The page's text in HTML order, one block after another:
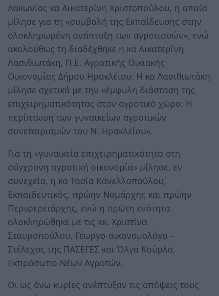
Λακωνίας κα Αικατερίνη Χριστοπούλου, η οποία
μίλησε για τη «συμβολή της Εκπαίδευσης στην
ολοκληρωμένη ανάπτυξη των αγροτισσών», ενώ
ακολούθως τη διαδέχθηκε η κα Αικατερίνη
Λασιθιωτάκη, Π.Ε. Αγροτικής Οικιακής
Οικονομίας Δήμου Ηρακλέιου. Η κα Λασιθιωτάκη
μίλησε σχετικά με την «έμφυλη διάσταση της
επιχειρηματικότητας στον αγροτικό χώρο: Η
περίπτωση των γυναικείων αγροτικών
συνεταιρισμών του Ν. Ηρακλείου».
Για τη «γυναικεία επιχειρηματικότητα στη
σύγχρονη αγροτική οικονομία» μίλησε, εν
συνεχεία, η κα Τασία Κανελλοπούλου,
Εκπαιδευτικός, πρώην Νομάρχης και πρώην
Περιφερειάρχης, ενώ η πρώτη ενότητα
ολοκληρώθηκε με τις κκ. Χριστίνα
Σταυροπούλου, Γεωργο-οικονομολόγο –
Στέλεχος της ΠΑΣΕΓΕΣ και Όλγα Κούρλα,
Εκπρόσωπο Νέων Αγροτών.
Οι ως άνω κυρίες ανέπτυξαν τις απόψεις τους